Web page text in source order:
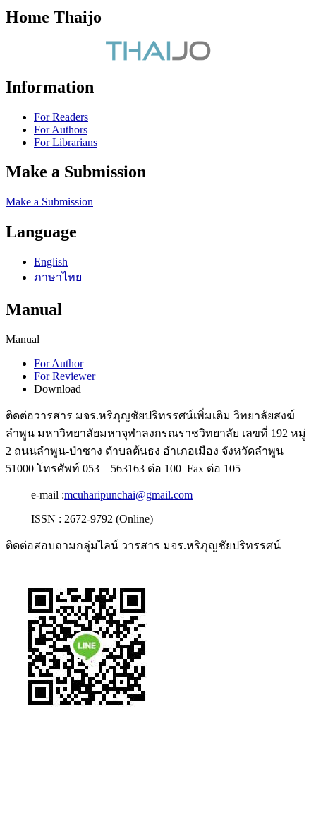
Home Thaijo
Information
For Readers
For Authors
For Librarians
Make a Submission
Make a Submission
Language
English
ภาษาไทย
Manual
Manual
For Author
For Reviewer
Download
ติดต่อวารสาร มจร.หริภุญชัยปริทรรศน์เพิ่มเติม วิทยาลัยสงฆ์
ลำพูน มหาวิทยาลัยมหาจุฬาลงกรณราชวิทยาลัย เลขที่ 192 หมู่
2 ถนนลำพูน-ป่าซาง ตำบลต้นธง อำเภอเมือง จังหวัดลำพูน
51000 โทรศัพท์ 053 – 563163 ต่อ 100 Fax ต่อ 105
e-mail :mcuharipunchai@gmail.com
ISSN : 2672-9792 (Online)
ติดต่อสอบถามกลุ่มไลน์ วารสาร มจร.หริภุญชัยปริทรรศน์